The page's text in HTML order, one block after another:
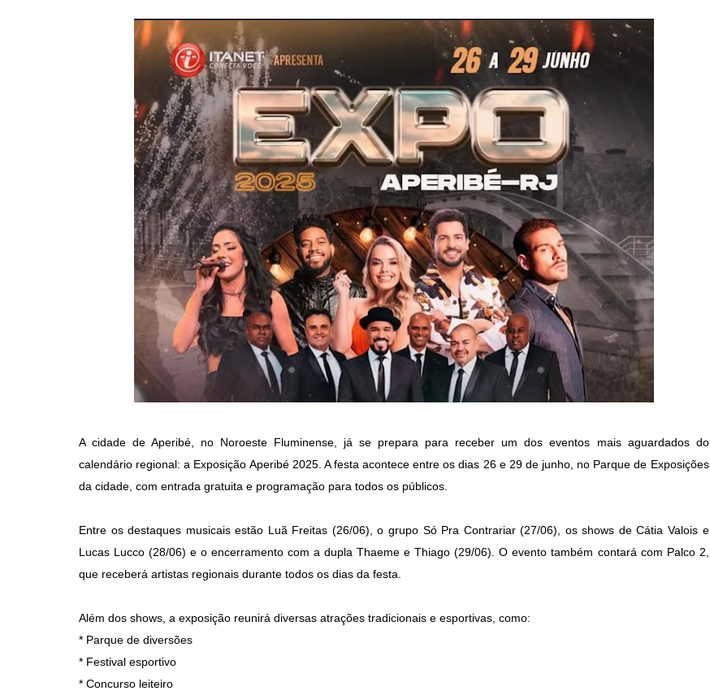
A cidade de Aperibé, no Noroeste Fluminense, já se prepara para receber um dos eventos mais aguardados do
calendário regional: a Exposição Aperibé 2025. A festa acontece entre os dias 26 e 29 de junho, no Parque de Exposições
da cidade, com entrada gratuita e programação para todos os públicos.
Entre os destaques musicais estão Luã Freitas (26/06), o grupo Só Pra Contrariar (27/06), os shows de Cátia Valois e
Lucas Lucco (28/06) e o encerramento com a dupla Thaeme e Thiago (29/06). O evento também contará com Palco 2,
que receberá artistas regionais durante todos os dias da festa.
Além dos shows, a exposição reunirá diversas atrações tradicionais e esportivas, como:
* Parque de diversões
* Festival esportivo
* Concurso leiteiro